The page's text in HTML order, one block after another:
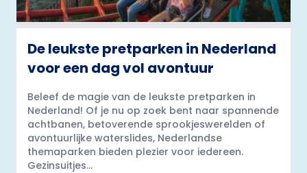
De leukste pretparken in Nederland
voor een dag vol avontuur
Beleef de magie van de leukste pretparken in
Nederland! Of je nu op zoek bent naar spannende
achtbanen, betoverende sprookjeswerelden of
avontuurlijke waterslides, Nederlandse
themaparken bieden plezier voor iedereen.
Gezinsuitjes...